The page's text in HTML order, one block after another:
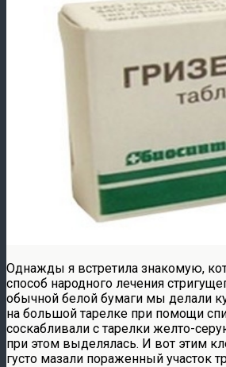
Однажды я встретила знакомую,
способ народного лечения
обычной белой бумаги мы делали
на большой тарелке при помощи
соскабливали с тарелки желто-
при этом выделялась. И вот этим
густо мазали пораженный участок